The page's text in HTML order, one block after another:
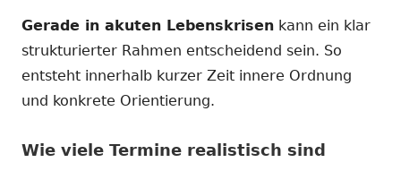
Gerade in akuten Lebenskrisen kann ein klar
strukturierter Rahmen entscheidend sein. So
entsteht innerhalb kurzer Zeit innere Ordnung
und konkrete Orientierung.
Wie viele Termine realistisch sind